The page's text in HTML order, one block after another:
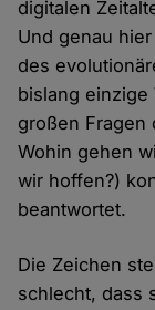
digitalen
Und genau
des
bislang einzige
großen Fragen
Wohin gehen
wir hoffen?)
beantwortet.
Die Zeichen
schlecht, dass